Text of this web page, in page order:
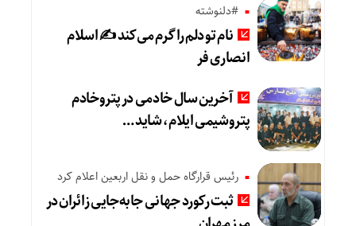
#دلنوشته
نام تو دلم را گرم می‌کند ✍️ اسلام
انصاری فر
آخرین سال خادمی در پتروخادم
پتروشیمی ایلام، شاید …
رئیس قرارگاه حمل و نقل اربعین اعلام کرد
ثبت رکورد جهانی جابه‌جایی زائران در